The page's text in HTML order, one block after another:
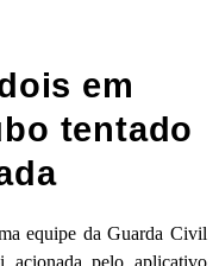
em
tentado
equipe da Guarda Civil
pelo aplicativo